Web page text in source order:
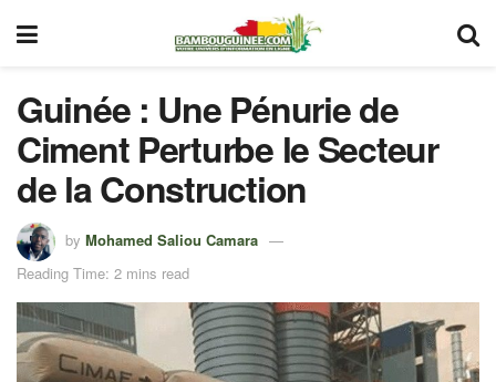
Guinée : Une Pénurie de
Ciment Perturbe le Secteur
de la Construction
by Mohamed Saliou Camara
Reading Time: 2 mins read